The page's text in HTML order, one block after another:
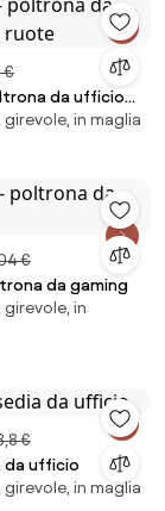
€
da ufficio
girevole, in maglia
€
da gaming
girevole, in
€
da ufficio
girevole, in maglia